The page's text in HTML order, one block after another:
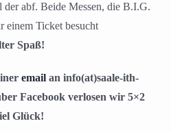
der abf. Beide Messen, die B.I.G.
einem Ticket besucht
Spaß!
email an info(at)saale-ith-
Facebook verlosen wir 5×2
Glück!